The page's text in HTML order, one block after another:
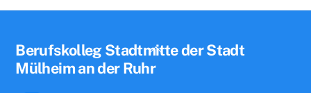
Back
To
Berufskolleg Stadtmitte der Stadt
Mülheim an der Ruhr